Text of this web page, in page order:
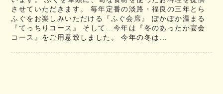
させていただきます。 毎年定番の淡路・福良の三年とら
ふぐをお楽しみいただける『ふぐ会席』 ぽかぽか温まる
『てっちりコース』 そして…今年は『冬のあったか宴会
コース』をご用意致しました。 今年の冬は...